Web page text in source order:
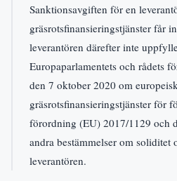
Sanktionsavgiften för en
gräsrotsfinansieringstjänster får
leverantören därefter inte
Europaparlamentets och rådets
den 7 oktober 2020 om
gräsrotsfinansieringstjänster för
förordning (EU) 2017/1129 och
andra bestämmelser om
leverantören.